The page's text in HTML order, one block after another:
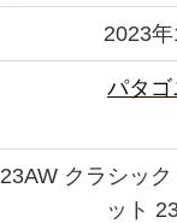
2023年
パタゴ
23AW クラシッ
ット